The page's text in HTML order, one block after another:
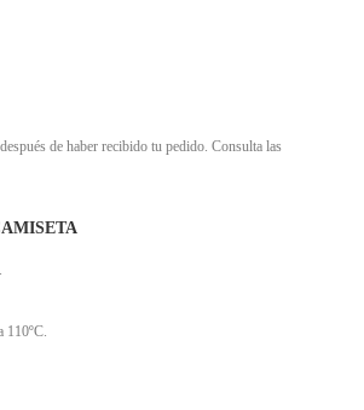
de haber recibido tu pedido. Consulta las
110ºC.